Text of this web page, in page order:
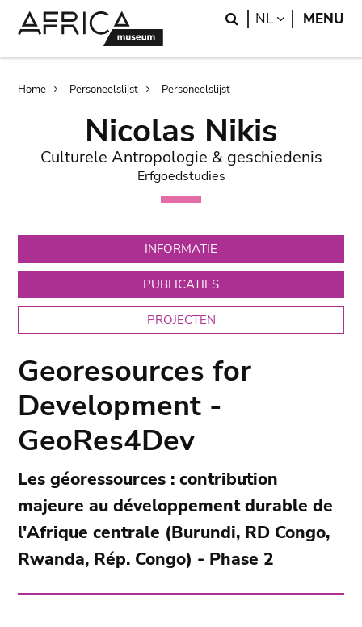
Search
NL LANGUAGE
MENU
Breadcrumb
Home Personeelslijst Personeelslijst
Nicolas Nikis
Culturele Antropologie & geschiedenis
Erfgoedstudies
INFORMATIE
PUBLICATIES
PROJECTEN
Georesources for
Development -
GeoRes4Dev
Les géoressources : contribution
majeure au développement durable de
l'Afrique centrale (Burundi, RD Congo,
Rwanda, Rép. Congo) - Phase 2